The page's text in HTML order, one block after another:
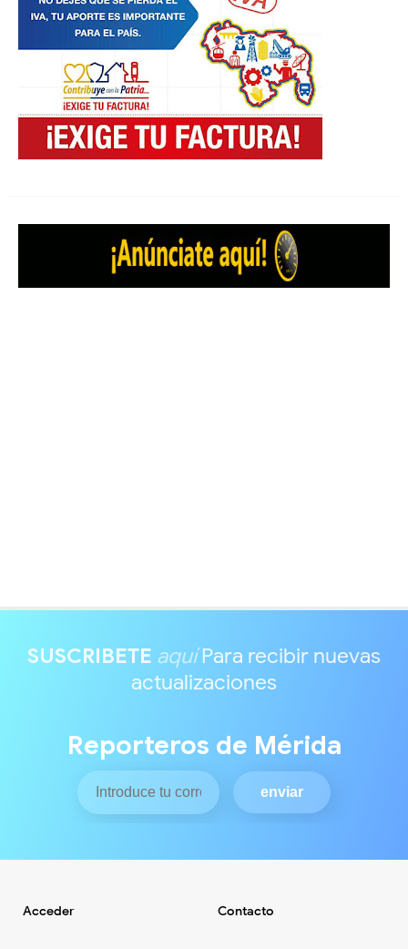
SUSCRIBETE aquíPara recibir nuevas
actualizaciones
Reporteros de Mérida
Acceder Contacto